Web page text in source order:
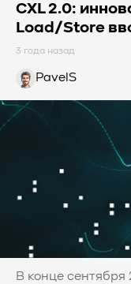
CXL 2.0:
Load/Store
3 года назад
PavelS
В конце сентября